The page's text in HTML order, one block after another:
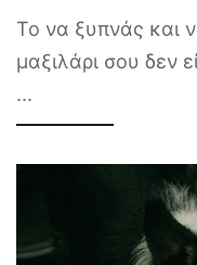
Το να ξυπνάς και
μαξιλάρι σου δεν
...